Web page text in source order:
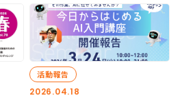
2026.04.18
活動報告